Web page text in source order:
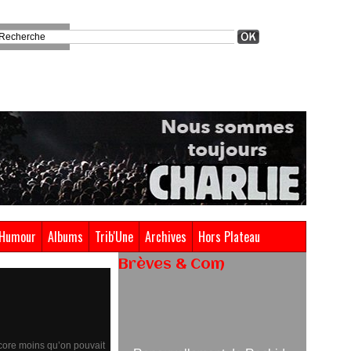
Humour Albums Trib'Une Archives Hors Plateau
moins qu’on pouvait
Brèves & Com
05/08/2026